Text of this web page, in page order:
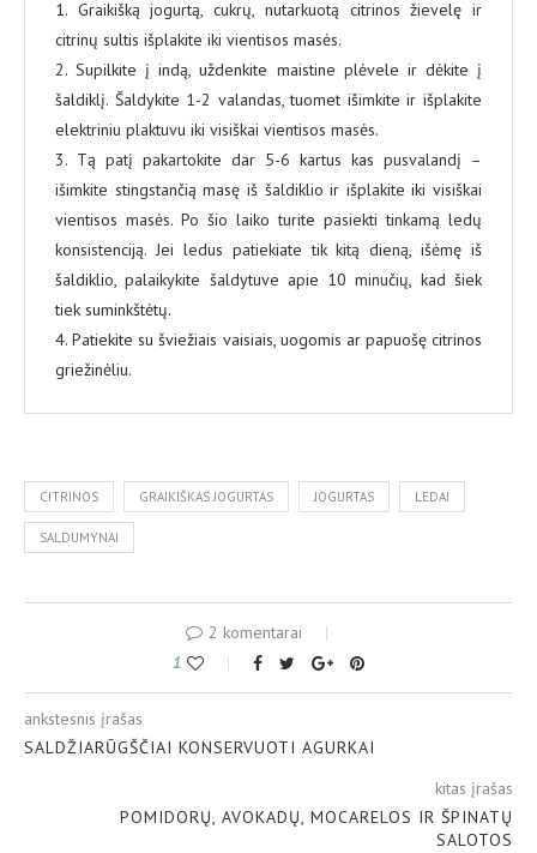
1. Graikišką jogurtą, cukrų, nutarkuotą citrinos žievelę ir
citrinų sultis išplakite iki vientisos masės.
2. Supilkite į indą, uždenkite maistine plėvele ir dėkite į
šaldiklį. Šaldykite 1-2 valandas, tuomet išimkite ir išplakite
elektriniu plaktuvu iki visiškai vientisos masės.
3. Tą patį pakartokite dar 5-6 kartus kas pusvalandį –
išimkite stingstančią masę iš šaldiklio ir išplakite iki visiškai
vientisos masės. Po šio laiko turite pasiekti tinkamą ledų
konsistenciją. Jei ledus patiekiate tik kitą dieną, išėmę iš
šaldiklio, palaikykite šaldytuve apie 10 minučių, kad šiek
tiek suminkštėtų.
4. Patiekite su šviežiais vaisiais, uogomis ar papuošę citrinos
griežinėliu.
CITRINOS GRAIKIŠKAS JOGURTAS JOGURTAS LEDAI
SALDUMYNAI
2 komentarai
1
ankstesnis įrašas
SALDŽIARŪGŠČIAI KONSERVUOTI AGURKAI
kitas įrašas
POMIDORŲ, AVOKADŲ, MOCARELOS IR ŠPINATŲ
SALOTOS